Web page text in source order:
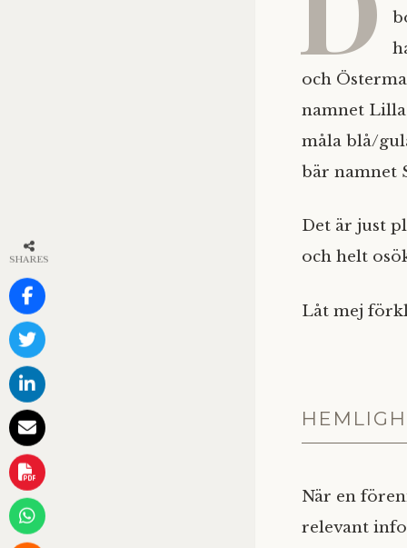
och
namnet
måla blå/
bär namnet
Det är just
och helt
Låt mej
När en
relevant
SHARES